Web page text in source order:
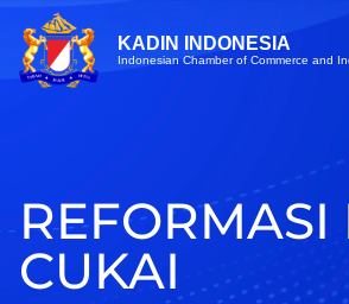
KADIN INDONESIA
Indonesian Chamber of Commerce and
REFORMASI
CUKAI